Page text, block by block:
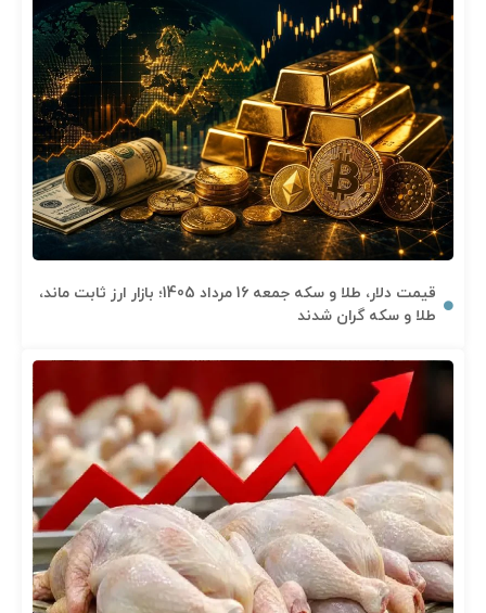
قیمت دلار، طلا و سکه جمعه 16 مرداد 1405؛ بازار ارز ثابت ماند،
طلا و سکه گران شدند